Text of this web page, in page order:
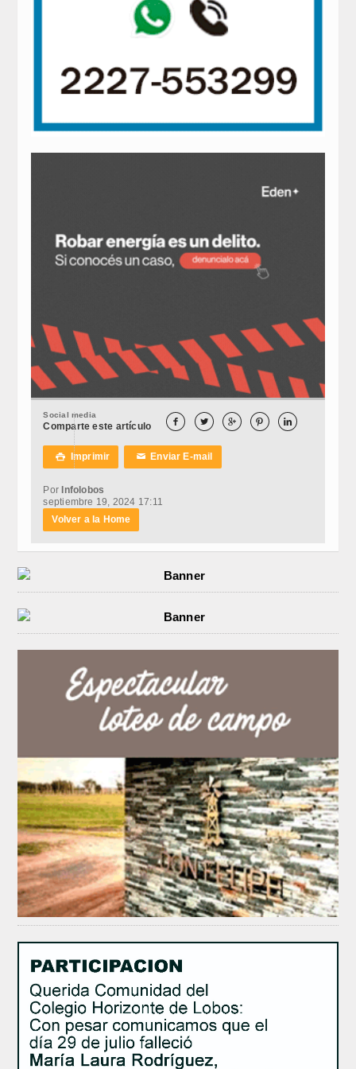
Social media
Comparte este artículo     
 Imprimir ✉Enviar E-mail
PorInfolobos
septiembre 19, 2024 17:11
Volver a la Home